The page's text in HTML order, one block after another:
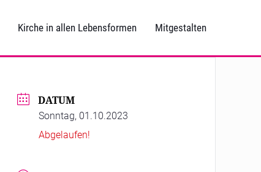
Kirche in allen Lebensformen Mitgestalten
DATUM
Sonntag, 01.10.2023
Abgelaufen!